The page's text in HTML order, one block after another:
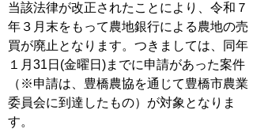
当該法律が改正されたことにより、令和７
年３月末をもって農地銀行による農地の売
買が廃止となります。つきましては、同年
１月31日(金曜日)までに申請があった案件
（※申請は、豊橋農協を通じて豊橋市農業
委員会に到達したもの）が対象となりま
す。